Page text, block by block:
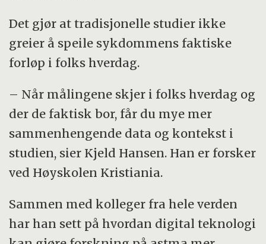
Det gjør at tradisjonelle studier ikke
greier å speile sykdommens faktiske
forløp i folks hverdag.
– Når målingene skjer i folks hverdag og
der de faktisk bor, får du mye mer
sammenhengende data og kontekst i
studien, sier Kjeld Hansen. Han er forsker
ved Høyskolen Kristiania.
Sammen med kolleger fra hele verden
har han sett på hvordan digital teknologi